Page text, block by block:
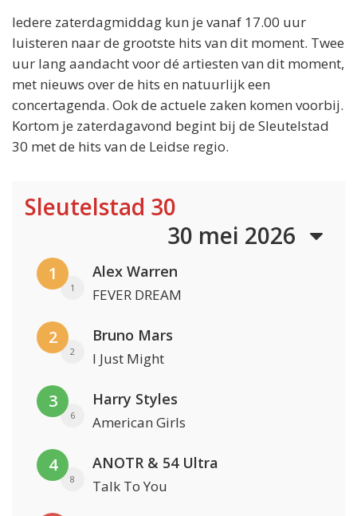
Iedere zaterdagmiddag kun je vanaf 17.00 uur
luisteren naar de grootste hits van dit moment. Twee
uur lang aandacht voor dé artiesten van dit moment,
met nieuws over de hits en natuurlijk een
concertagenda. Ook de actuele zaken komen voorbij.
Kortom je zaterdagavond begint bij de Sleutelstad
30 met de hits van de Leidse regio.
Sleutelstad 30
30 mei 2026
1
1
Alex Warren
FEVER DREAM
2
2
Bruno Mars
I Just Might
3
6
Harry Styles
American Girls
4
8
ANOTR & 54 Ultra
Talk To You